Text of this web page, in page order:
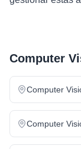
Computer
Computer
Computer